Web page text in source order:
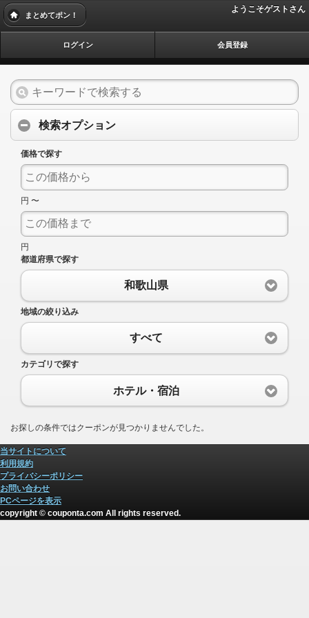
まとめてポン！
ようこそゲストさん
ログイン 会員登録
検索オプション
価格で探す
円 〜
円
都道府県で探す
和歌山県
地域の絞り込み
すべて
カテゴリで探す
ホテル・宿泊
お探しの条件ではクーポンが見つかりませんでした。
当サイトについて
利用規約
プライバシーポリシー
お問い合わせ
PCページを表示
copyright © couponta.com All rights reserved.